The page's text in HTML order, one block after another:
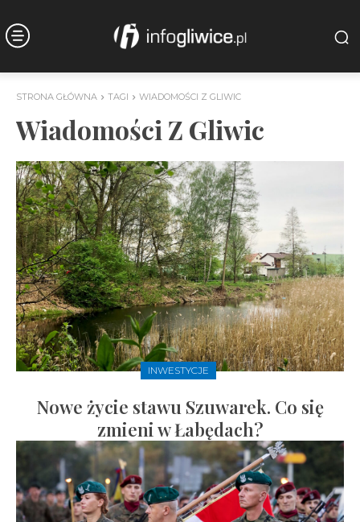
STRONA GŁÓWNA TAGI WIADOMOŚCI Z GLIWIC
Wiadomości Z Gliwic
INWESTYCJE
Nowe życie stawu Szuwarek. Co się
zmieni w Łabędach?